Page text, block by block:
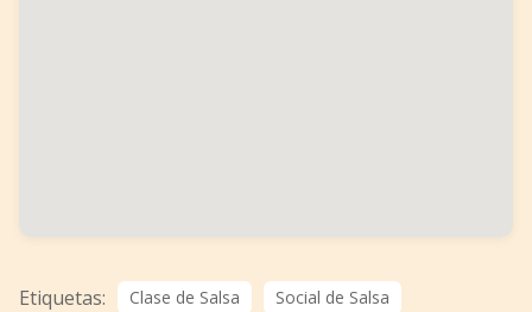
Etiquetas: Clase de Salsa Social de Salsa